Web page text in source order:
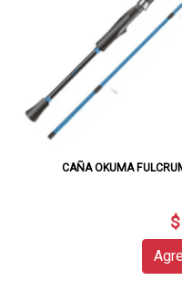
CAÑA OKUMA